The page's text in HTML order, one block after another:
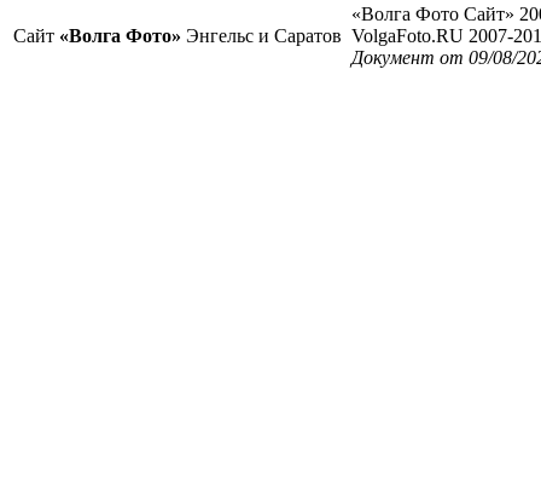
Сайт «Волга Фото» Энгельс и Саратов
«Волга Фото Сайт»
VolgaFoto.RU 2007-
Документ от 09/08/